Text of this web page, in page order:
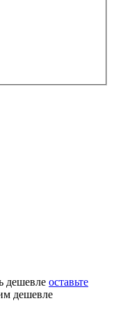
дешевле оставьте
дешевле